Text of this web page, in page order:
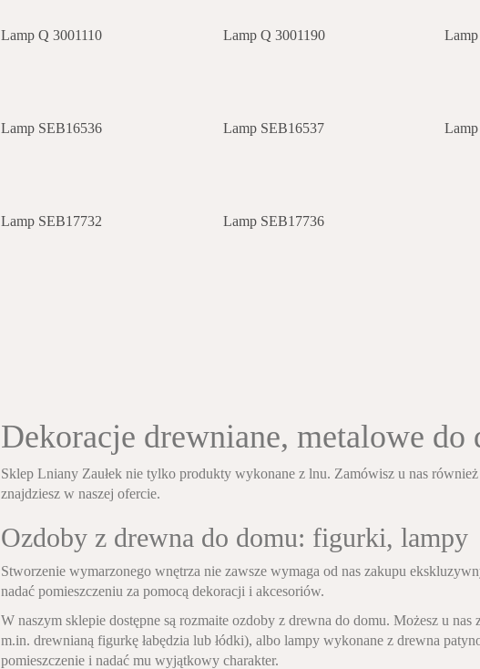
Lamp Q 3001110 Lamp Q 3001190
Lamp SEB16536 Lamp SEB16537
Lamp SEB17732 Lamp SEB17736
Dekoracje drewniane, metalowe do
Sklep Lniany Zaułek nie tylko produkty wykonane z lnu. Zamówisz u nas
znajdziesz w naszej ofercie.
Ozdoby z drewna do domu: figurki, lampy
Stworzenie wymarzonego wnętrza nie zawsze wymaga od nas zakupu
nadać pomieszczeniu za pomocą dekoracji i akcesoriów.
W naszym sklepie dostępne są rozmaite ozdoby z drewna do domu. Możesz u
m.in. drewnianą figurkę łabędzia lub łódki), albo lampy wykonane z drewna
pomieszczenie i nadać mu wyjątkowy charakter.